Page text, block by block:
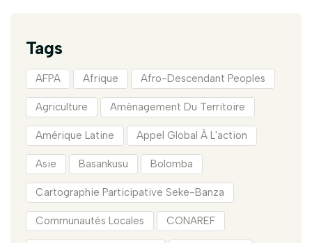
Tags
AFPA Afrique Afro-Descendant Peoples
Agriculture Aménagement Du Territoire
Amérique Latine Appel Global À L'action
Asie Basankusu Bolomba
Cartographie Participative Seke-Banza
Communautés Locales CONAREF